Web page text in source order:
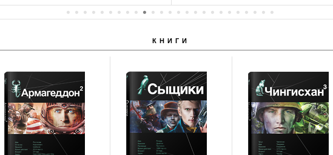
КНИГИ